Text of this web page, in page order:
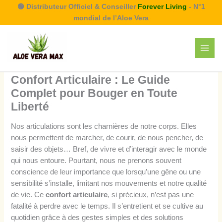
🟢 Distributeur Officiel & Conseiller Forever Living - N°1
mondial de l’Aloe Vera
Confort Articulaire : Le Guide
Complet pour Bouger en Toute
Liberté
Nos articulations sont les charnières de notre corps. Elles
nous permettent de marcher, de courir, de nous pencher, de
saisir des objets… Bref, de vivre et d’interagir avec le monde
qui nous entoure. Pourtant, nous ne prenons souvent
conscience de leur importance que lorsqu’une gêne ou une
sensibilité s’installe, limitant nos mouvements et notre qualité
de vie. Ceconfort articulaire, si précieux, n’est pas une
fatalité à perdre avec le temps. Il s’entretient et se cultive au
quotidien grâce à des gestes simples et des solutions